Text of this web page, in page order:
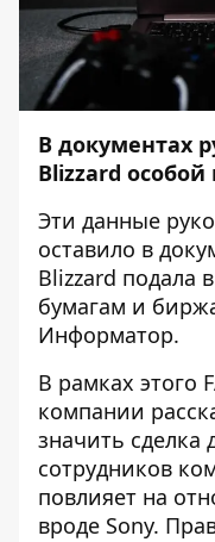
В документах
Blizzard
Эти данные
оставило в
Blizzard подала
бумагам и
Информатор.
В рамках этого
компании
значить сделка
сотрудников
повлияет на
вроде Sony.